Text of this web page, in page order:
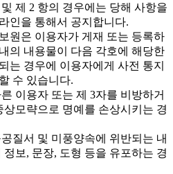
제 2 항의 경우에는 당해 사항을
인을 통해서 공지합니다.
원은 이용자가 게재 또는 등록하
의 내용물이 다음 각호에 해당한
는 경우에 이용자에게 사전 통지
수 있습니다.
른 이용자 또는 제 3자를 비방하거
상모략으로 명예를 손상시키는 경
공질서 및 미풍양속에 위반되는 내
정보, 문장, 도형 등을 유포하는 경